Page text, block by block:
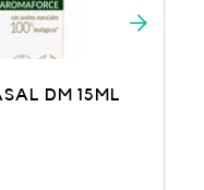
DM 15ML